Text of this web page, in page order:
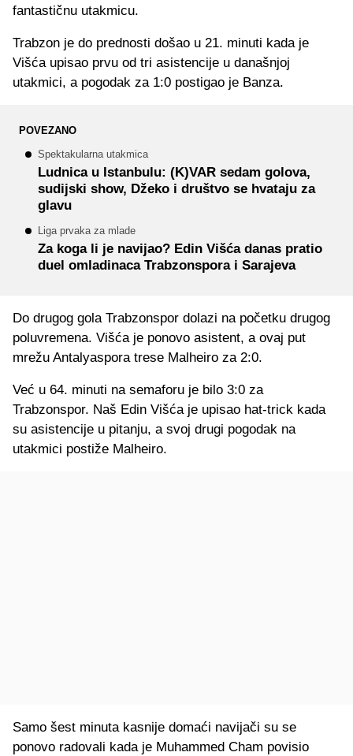
fantastičnu utakmicu.
Trabzon je do prednosti došao u 21. minuti kada je
Višća upisao prvu od tri asistencije u današnjoj
utakmici, a pogodak za 1:0 postigao je Banza.
POVEZANO
Spektakularna utakmica
Ludnica u Istanbulu: (K)VAR sedam golova,
sudijski show, Džeko i društvo se hvataju za
glavu
Liga prvaka za mlade
Za koga li je navijao? Edin Višća danas pratio
duel omladinaca Trabzonspora i Sarajeva
Do drugog gola Trabzonspor dolazi na početku drugog
poluvremena. Višća je ponovo asistent, a ovaj put
mrežu Antalyaspora trese Malheiro za 2:0.
Već u 64. minuti na semaforu je bilo 3:0 za
Trabzonspor. Naš Edin Višća je upisao hat-trick kada
su asistencije u pitanju, a svoj drugi pogodak na
utakmici postiže Malheiro.
Samo šest minuta kasnije domaći navijači su se
ponovo radovali kada je Muhammed Cham povisio